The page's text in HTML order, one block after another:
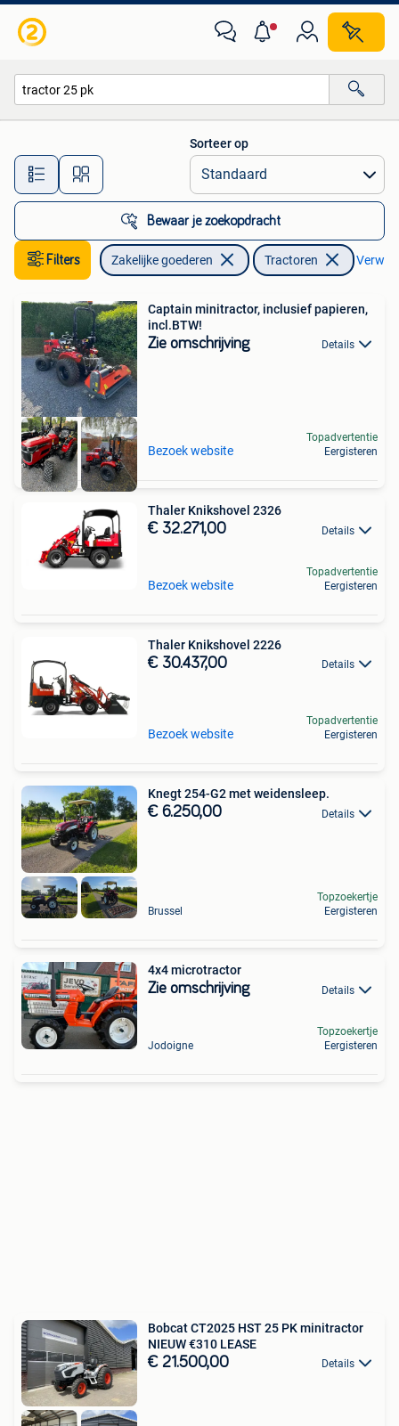
Alle afstanden…
Sorteer op
Bewaar je zoekopdracht
Filters Zakelijke goederen Tractoren
Captain minitractor, inclusief papieren,
incl.BTW!
Zie omschrijving Details
Bezoek website
Topadvertentie
Eergisteren
Thaler Knikshovel 2326
€ 32.271,00 Details
Bezoek website
Topadvertentie
Eergisteren
Thaler Knikshovel 2226
€ 30.437,00 Details
Bezoek website
Topadvertentie
Eergisteren
Knegt 254-G2 met weidensleep.
€ 6.250,00 Details
Brussel
Topzoekertje
Eergisteren
4x4 microtractor
Zie omschrijving Details
Jodoigne
Topzoekertje
Eergisteren
Bobcat CT2025 HST 25 PK minitractor
NIEUW €310 LEASE
€ 21.500,00 Details